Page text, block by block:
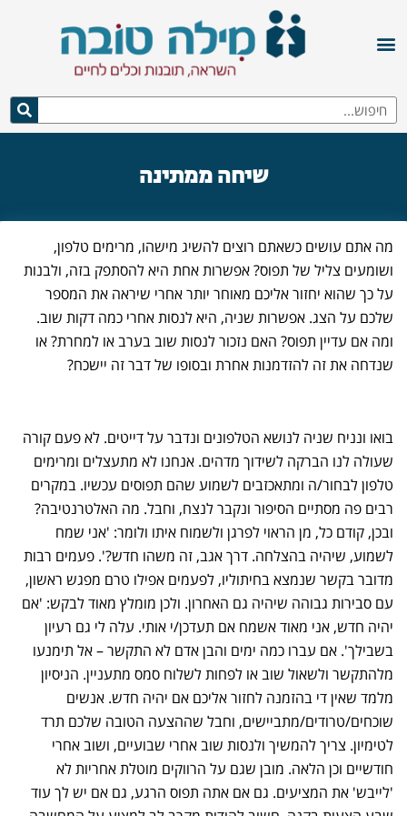
שיחה ממתינה
מה אתם עושים כשאתם רוצים להשיג מישהו, מרימים טלפון,
ושומעים צליל של תפוס? אפשרות אחת היא להסתפק בזה, ולבנות
על כך שהוא יחזור אליכם מאוחר יותר אחרי שיראה את המספר
שלכם על הצג. אפשרות שניה, היא לנסות אחרי כמה דקות שוב.
ומה אם עדיין תפוס? האם נזכור לנסות שוב בערב או למחרת? או
שנדחה את זה להזדמנות אחרת ובסופו של דבר זה יישכח?
בואו ונניח שניה לנושא הטלפונים ונדבר על דייטים. לא פעם קורה
שעולה לנו הברקה לשידוך מדהים. אנחנו לא מתעצלים ומרימים
טלפון לבחור/ה ומתאכזבים לשמוע שהם תפוסים עכשיו. במקרים
רבים פה מסתיים הסיפור ונקבר לנצח, וחבל. מה האלטרנטיבה?
ובכן, קודם כל, מן הראוי לפרגן ולשמוח איתו ולומר: 'אני שמח
לשמוע, שיהיה בהצלחה. דרך אגב, זה משהו חדש?'. פעמים רבות
מדובר בקשר שנמצא בחיתוליו, לפעמים אפילו טרם מפגש ראשון,
עם סבירות גבוהה שיהיה גם האחרון. ולכן מומלץ מאוד לבקש: 'אם
יהיה חדש, אני מאוד אשמח אם תעדכן/י אותי. עלה לי גם רעיון
בשבילך'. אם עברו כמה ימים והבן אדם לא התקשר – אל תימנעו
מלהתקשר ולשאול שוב או לפחות לשלוח סמס מתעניין. הניסיון
מלמד שאין די בהזמנה לחזור אליכם אם יהיה חדש. אנשים
שוכחים/טרודים/מתביישים, וחבל שההצעה הטובה שלכם תרד
לטימיון. צריך להמשיך ולנסות שוב אחרי שבועיים, ושוב אחרי
חודשיים וכן הלאה. מובן שגם על הרווקים מוטלת אחריות לא
'לייבש' את המציעים. גם אם אתה תפוס הרגע, גם אם יש לך עוד